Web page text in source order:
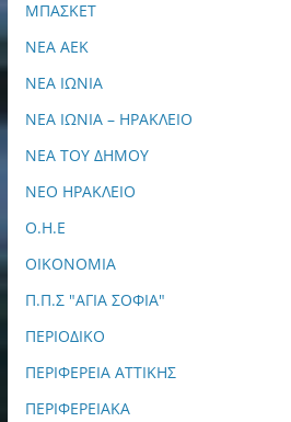
ΜΠΑΣΚΕΤ
ΝΕΑ ΑΕΚ
ΝΕΑ ΙΩΝΙΑ
ΝΕΑ ΙΩΝΙΑ – ΗΡΑΚΛΕΙΟ
ΝΕΑ ΤΟΥ ΔΗΜΟΥ
ΝΕΟ ΗΡΑΚΛΕΙΟ
Ο.Η.Ε
ΟΙΚΟΝΟΜΙΑ
Π.Π.Σ "ΑΓΙΑ ΣΟΦΙΑ"
ΠΕΡΙΟΔΙΚΟ
ΠΕΡΙΦΕΡΕΙΑ ΑΤΤΙΚΗΣ
ΠΕΡΙΦΕΡΕΙΑΚΑ